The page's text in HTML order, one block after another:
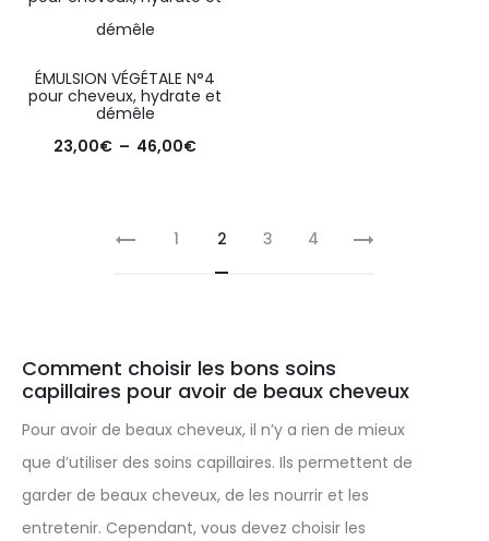
ÉMULSION VÉGÉTALE N°4
pour cheveux, hydrate et
démêle
23,00€ – 46,00€
1 2 3 4
Comment choisir les bons soins
capillaires pour avoir de beaux cheveux
Pour avoir de beaux cheveux, il n’y a rien de mieux
que d’utiliser des soins capillaires. Ils permettent de
garder de beaux cheveux, de les nourrir et les
entretenir. Cependant, vous devez choisir les